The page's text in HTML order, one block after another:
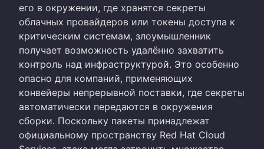
его в окружении, где хранятся секреты
облачных провайдеров или токены доступа к
критическим системам, злоумышленник
получает возможность удалённо захватить
контроль над инфраструктурой. Это особенно
опасно для компаний, применяющих
конвейеры непрерывной поставки, где секреты
автоматически передаются в окружения
сборки. Поскольку пакеты принадлежат
официальному пространству Red Hat Cloud